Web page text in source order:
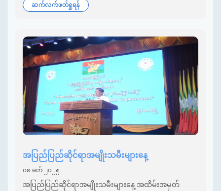
ဆက်လက်ဖတ်ရှုရန်
အပြည်ပြည်ဆိုင်ရာအမျိုးသမီးများနေ့
၀၈ မတ် ၂၀၂၅
အပြည်ပြည်ဆိုင်ရာအမျိုးသမီးများနေ့ အထိမ်းအမှတ်